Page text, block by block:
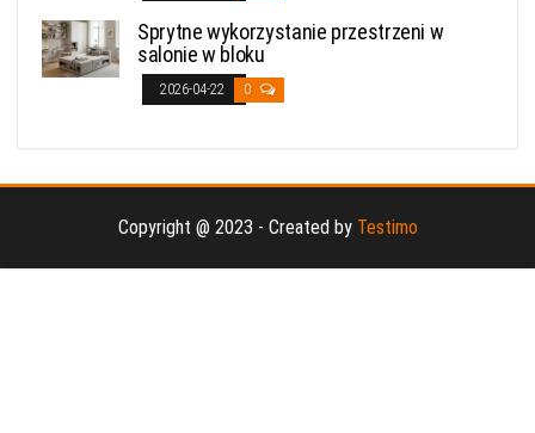
Sprytne wykorzystanie przestrzeni w
salonie w bloku
2026-04-22 0
Copyright @ 2023 - Created by Testimo